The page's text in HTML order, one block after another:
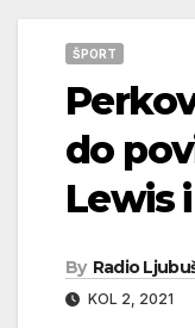
ŠPORT
do
Lewis
By Radio
KOL 2, 2021